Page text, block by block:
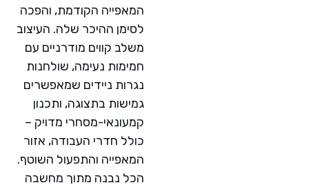
המאפייה הקודמת, והפכה
לסימן ההיכר שלה. העיצוב
משלב קווים מודרניים עם
חמימות נעימה, שולחנות
נגרות ניידים שמאפשרים
גמישות בתצוגה, ותכנון
קמעונאי-מסחרי מדויק –
כולל חדרי העבודה, אזור
המאפייה והתפעול השוטף.
הכל נבנה מתוך מחשבה